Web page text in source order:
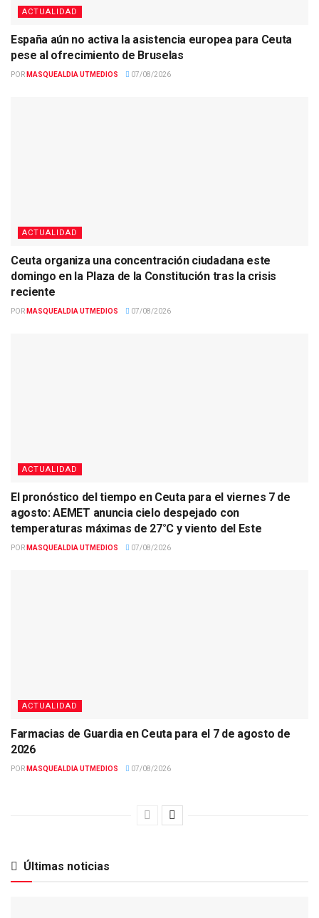
ACTUALIDAD
España aún no activa la asistencia europea para Ceuta
pese al ofrecimiento de Bruselas
POR MASQUEALDIA UTMEDIOS 07/08/2026
ACTUALIDAD
Ceuta organiza una concentración ciudadana este
domingo en la Plaza de la Constitución tras la crisis
reciente
POR MASQUEALDIA UTMEDIOS 07/08/2026
ACTUALIDAD
El pronóstico del tiempo en Ceuta para el viernes 7 de
agosto: AEMET anuncia cielo despejado con
temperaturas máximas de 27°C y viento del Este
POR MASQUEALDIA UTMEDIOS 07/08/2026
ACTUALIDAD
Farmacias de Guardia en Ceuta para el 7 de agosto de
2026
POR MASQUEALDIA UTMEDIOS 07/08/2026
Últimas noticias